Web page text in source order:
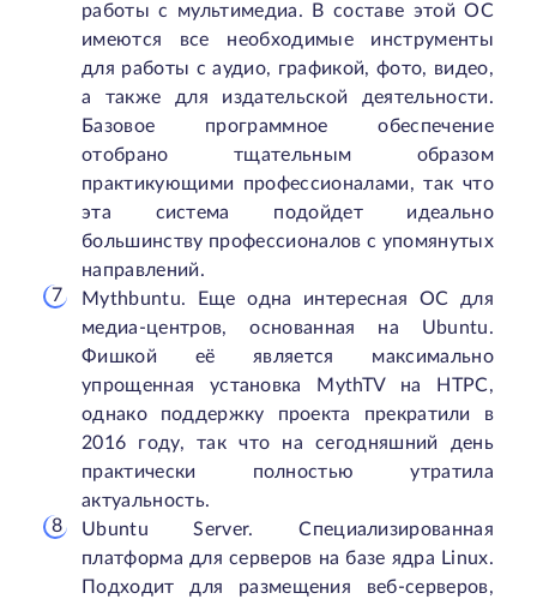
работы с мультимедиа. В составе этой ОС
имеются все необходимые инструменты
для работы с аудио, графикой, фото, видео,
а также для издательской деятельности.
Базовое программное обеспечение
отобрано тщательным образом
практикующими профессионалами, так что
эта система подойдет идеально
большинству профессионалов с упомянутых
направлений.
Mythbuntu. Еще одна интересная ОС для
медиа-центров, основанная на Ubuntu.
Фишкой её является максимально
упрощенная установка MythTV на HTPC,
однако поддержку проекта прекратили в
2016 году, так что на сегодняшний день
практически полностью утратила
актуальность.
Ubuntu Server. Специализированная
платформа для серверов на базе ядра Linux.
Подходит для размещения веб-серверов,